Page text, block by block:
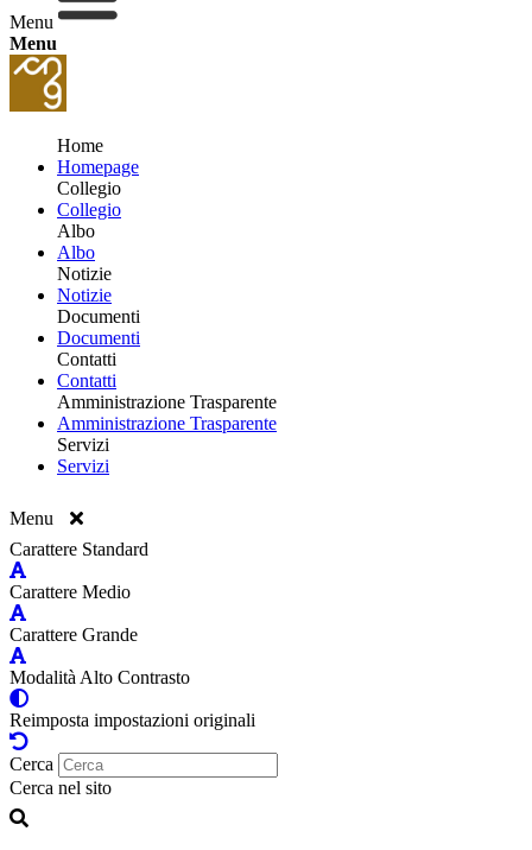
Menu
Menu
Home
Homepage
Collegio
Collegio
Albo
Albo
Notizie
Notizie
Documenti
Documenti
Contatti
Contatti
Amministrazione Trasparente
Amministrazione Trasparente
Servizi
Servizi
Menu
Carattere Standard
Carattere Medio
Carattere Grande
Modalità Alto Contrasto
Reimposta impostazioni originali
Cerca
Cerca nel sito